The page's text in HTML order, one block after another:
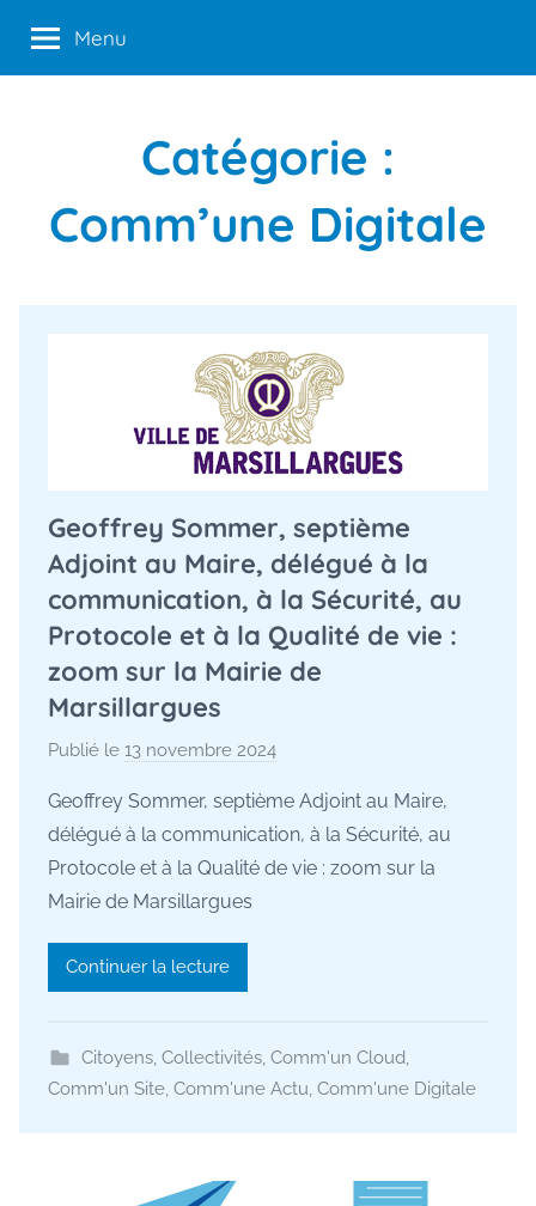
contenu
Menu
Catégorie :
Comm’une Digitale
Geoffrey Sommer, septième
Adjoint au Maire, délégué à la
communication, à la Sécurité, au
Protocole et à la Qualité de vie :
zoom sur la Mairie de
Marsillargues
Publié le 13 novembre 2024
r
M
a
Geoffrey Sommer, septième Adjoint au Maire,
délégué à la communication, à la Sécurité, au
Protocole et à la Qualité de vie : zoom sur la
Mairie de Marsillargues
Continuer la lecture
Citoyens, Collectivités, Comm'un Cloud,
Comm'un Site, Comm'une Actu, Comm'une Digitale